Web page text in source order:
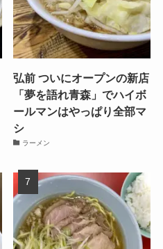
弘前 ついにオープンの新店
「夢を語れ青森」でハイボ
ールマンはやっぱり全部マ
シ
ラーメン